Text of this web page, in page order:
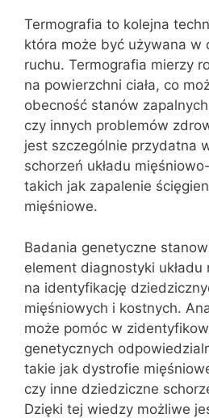
Termografia to kolejna
która może być używana w
ruchu. Termografia mierzy
na powierzchni ciała, co
obecność stanów
czy innych problemów
jest szczególnie przydatna
schorzeń układu
takich jak zapalenie
mięśniowe.
Badania genetyczne
element diagnostyki
na identyfikację
mięśniowych i kostnych.
może pomóc w
genetycznych
takie jak dystrofie
czy inne dziedziczne
Dzięki tej wiedzy możliwe